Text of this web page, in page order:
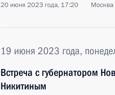
20 июня 2023 года, 17:20 Москва
19 июня 2023 года,
Встреча с губернатором
Никитиным